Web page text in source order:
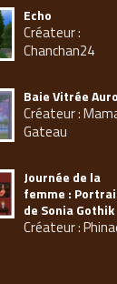
Echo
Créateur :
Chanchan24
Baie Vitrée
Créateur :
Gateau
Journée de la
femme :
de Sonia Gothik
Créateur :